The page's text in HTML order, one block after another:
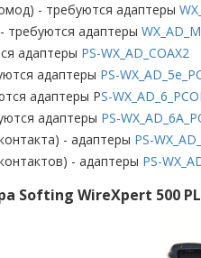
- требуются адаптеры
требуются адаптеры
адаптеры PS-WX_AD_COAX2
адаптеры PS-
адаптеры PS-
адаптеры PS-
- адаптеры PS-
- адаптеры PS-
Softing WireXpert 500